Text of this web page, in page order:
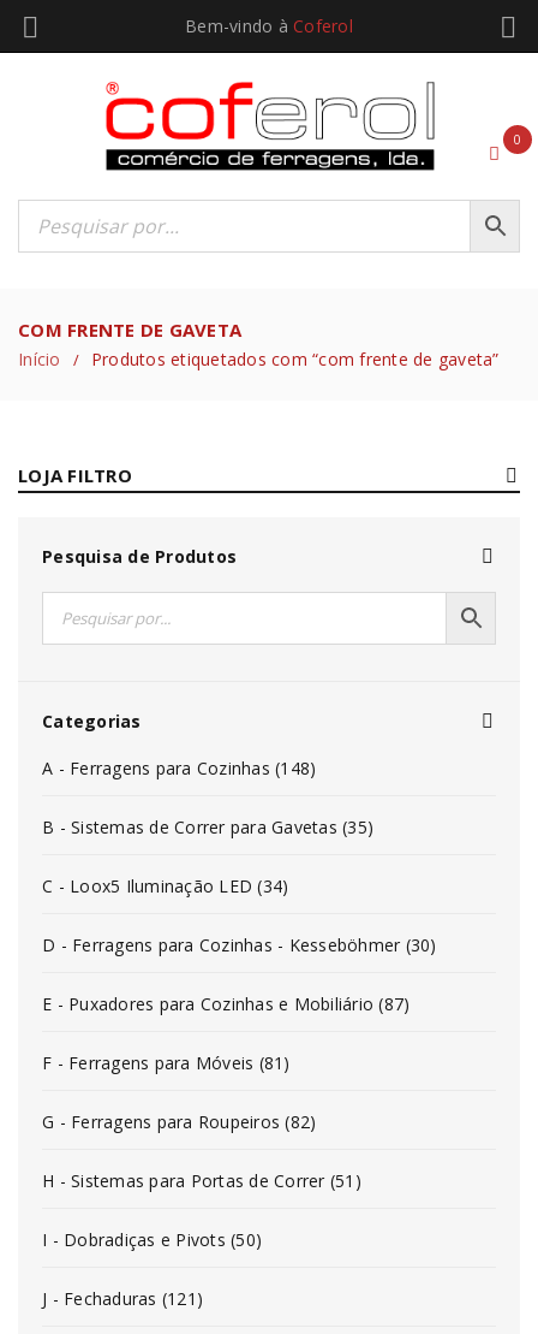
Bem-vindo à Coferol
0
COM FRENTE DE GAVETA
Início / Produtos etiquetados com “com frente de gaveta”
LOJA FILTRO
Pesquisa de Produtos
Categorias
A - Ferragens para Cozinhas (148)
B - Sistemas de Correr para Gavetas (35)
C - Loox5 Iluminação LED (34)
D - Ferragens para Cozinhas - Kesseböhmer (30)
E - Puxadores para Cozinhas e Mobiliário (87)
F - Ferragens para Móveis (81)
G - Ferragens para Roupeiros (82)
H - Sistemas para Portas de Correr (51)
I - Dobradiças e Pivots (50)
J - Fechaduras (121)